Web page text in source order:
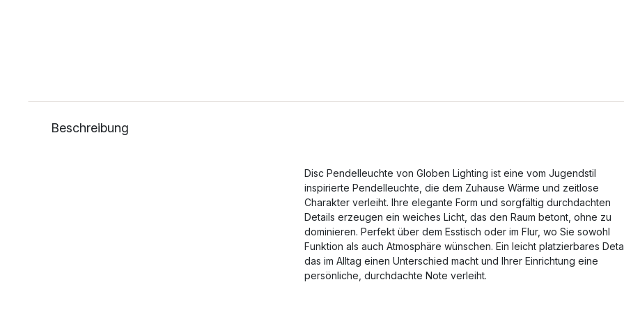
Beschreibung
Disc Pendelleuchte von Globen Lighting ist eine vom Jugendstil
inspirierte Pendelleuchte, die dem Zuhause Wärme und zeitlose
Charakter verleiht. Ihre elegante Form und sorgfältig durchdachten
Details erzeugen ein weiches Licht, das den Raum betont, ohne zu
dominieren. Perfekt über dem Esstisch oder im Flur, wo Sie sowohl
Funktion als auch Atmosphäre wünschen. Ein leicht platzierbares
das im Alltag einen Unterschied macht und Ihrer Einrichtung eine
persönliche, durchdachte Note verleiht.